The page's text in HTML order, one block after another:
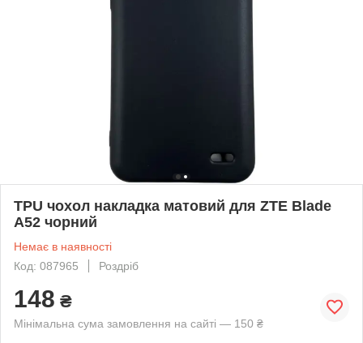
TPU чохол накладка матовий для ZTE Blade
A52 чорний
Немає в наявності
Код: 087965
Роздріб
148 ₴
Мінімальна сума замовлення на сайті — 150 ₴